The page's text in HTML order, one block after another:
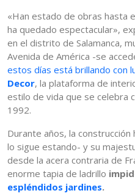
«Han estado de obras hasta
ha quedado espectacular»,
en el distrito de Salamanca,
Avenida de América -se
estos días está brillando con
Decor, la plataforma de
estilo de vida que se celebra
1992.
Durante años, la
lo sigue estando- y su
desde la acera contraria de
enorme tapia de ladrillo
espléndidos jardines.